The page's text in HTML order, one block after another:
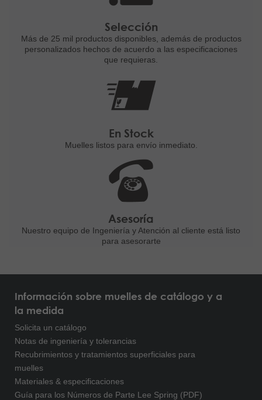
Selección
Más de 25 mil productos disponibles, además de productos
personalizados hechos de acuerdo a las especificaciones
que requieras.
En Stock
Muelles listos paraenvío inmediato.
Asesoría
Nuestro equipo de Ingeniería y Atención al cliente está listo
para asesorarte
Información sobre muelles de catálogo y a
la medida
Solicita un catálogo
Notas de ingeniería y tolerancias
Recubrimientos y tratamientos superficiales para
muelles
Materiales & especificaciones
Guía para los Números de Parte Lee Spring (PDF)